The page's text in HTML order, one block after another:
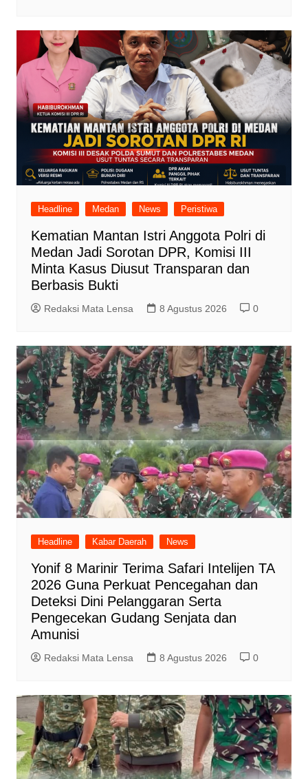
Headline Medan News Peristiwa
Kematian Mantan Istri Anggota Polri di
Medan Jadi Sorotan DPR, Komisi III
Minta Kasus Diusut Transparan dan
Berbasis Bukti
Redaksi Mata Lensa 8 Agustus 2026 0
Headline Kabar Daerah News
Yonif 8 Marinir Terima Safari Intelijen TA
2026 Guna Perkuat Pencegahan dan
Deteksi Dini Pelanggaran Serta
Pengecekan Gudang Senjata dan
Amunisi
Redaksi Mata Lensa 8 Agustus 2026 0